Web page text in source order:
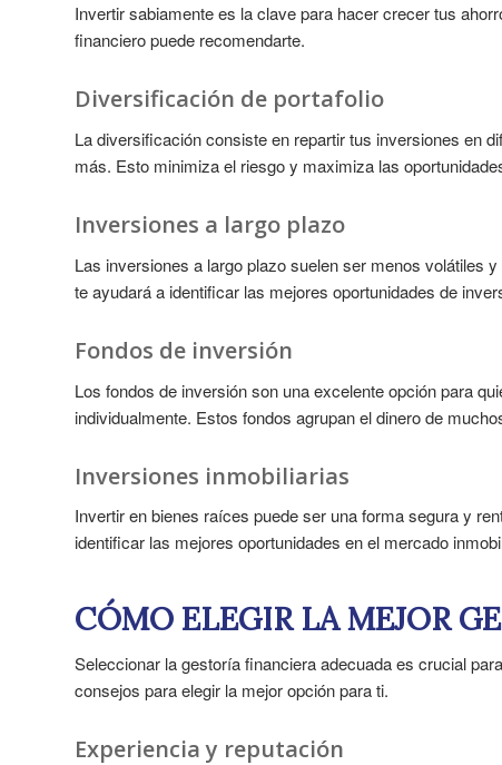
Invertir sabiamente es la clave para hacer crecer tus
financiero puede recomendarte.
Diversificación de portafolio
La diversificación consiste en repartir tus inversiones en
más. Esto minimiza el riesgo y maximiza las
Inversiones a largo plazo
Las inversiones a largo plazo suelen ser menos volátiles
te ayudará a identificar las mejores oportunidades de
Fondos de inversión
Los fondos de inversión son una excelente opción para
individualmente. Estos fondos agrupan el dinero de
Inversiones inmobiliarias
Invertir en bienes raíces puede ser una forma segura y
identificar las mejores oportunidades en el mercado
CÓMO ELEGIR LA MEJOR
Seleccionar la gestoría financiera adecuada es crucial
consejos para elegir la mejor opción para ti.
Experiencia y reputación